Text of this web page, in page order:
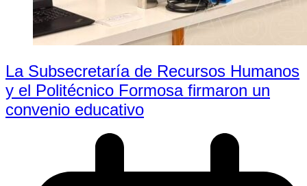
La Subsecretaría de Recursos Humanos
y el Politécnico Formosa firmaron un
convenio educativo